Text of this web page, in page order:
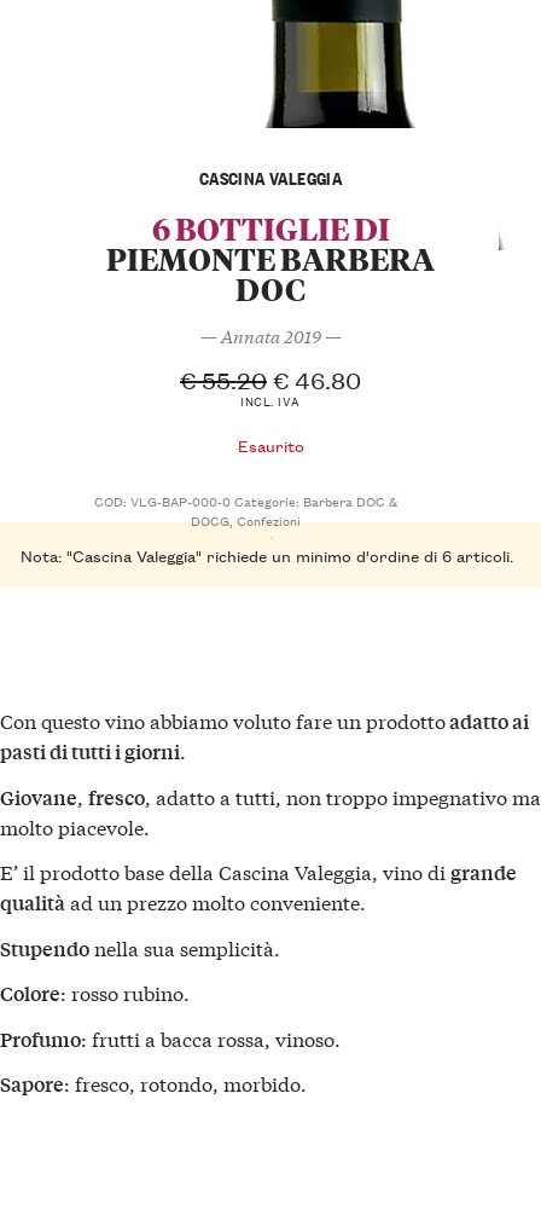
CASCINA VALEGGIA
6 BOTTIGLIE DI
PIEMONTE BARBERA
DOC
— Annata 2019 —
€55.20 € 46.80
INCL. IVA
Esaurito
COD: VLG-BAP-000-0Categorie: Barbera DOC &
DOCG,Confezioni
Nota: "Cascina Valeggia" richiede un minimo d'ordine di 6 articoli.
Con questo vino abbiamo voluto fare un prodottoadatto ai
pasti di tutti i giorni.
Giovane fresco , adatto a tutti, non troppo impegnativo ma
molto piacevole.
E’ il prodotto base della Cascina Valeggia, vino di grande
qualitàad un prezzo molto conveniente.
Stupendonella sua semplicità.
Colore: rosso rubino.
Profumo: frutti a bacca rossa, vinoso.
Sapore: fresco, rotondo, morbido.